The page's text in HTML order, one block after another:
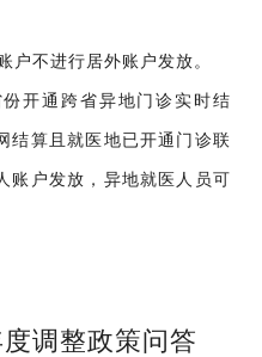
户不进行居外账户发放 。
开通跨省异地门诊实时结
结算且就医地已开通门诊联
账户发放，异地就医人员可
调整政策问答